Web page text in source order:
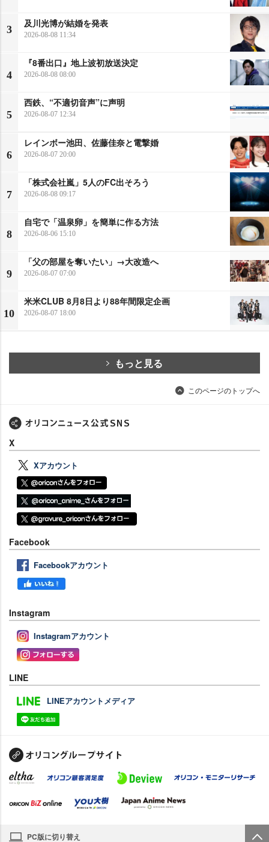
3
及川光博が結婚を発表
2026-08-08 11:34
4
『8番出口』地上波初放送決定
2026-08-08 08:00
5
西鉄、“不適切音声”に声明
2026-08-07 12:34
6
レインボー池田、佐藤佳奈と電撃婚
2026-08-07 20:00
7
「株式会社嵐」5人のFC出そろう
2026-08-08 09:17
8
自宅で「温泉卵」を簡単に作る方法
2026-08-06 15:10
9
「父の部屋を奪いたい」→大改造へ
2026-08-07 07:00
10
米米CLUB 8月8日より88年間限定企画
2026-08-07 18:00
もっと見る
このページのトップへ
X
Xアカウント
Facebook
Facebookアカウント
Instagram
Instagramアカウント
LINE
LINEアカウントメディア
PC版に切り替え